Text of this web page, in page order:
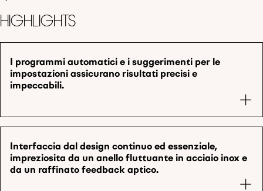
Highlights
I programmi automatici e i suggerimenti per le
impostazioni assicurano risultati precisi e
impeccabili.
Interfaccia dal design continuo ed essenziale,
impreziosita da un anello fluttuante in acciaio inox e
da un raffinato feedback aptico.